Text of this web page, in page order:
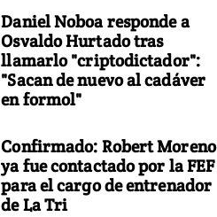
Daniel Noboa responde a
Osvaldo Hurtado tras
llamarlo "criptodictador":
"Sacan de nuevo al cadáver
en formol"
Confirmado: Robert Moreno
ya fue contactado por la FEF
para el cargo de entrenador
de La Tri